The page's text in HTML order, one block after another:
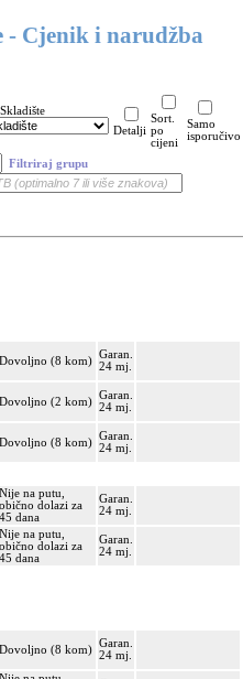
- Cjenik i narudžba
Skladište
Detalji
Sort.
po
cijeni
Samo
isporučivo
Filtriraj grupu
Dovoljno (8 kom)
Garan.
24 mj.
Dovoljno (2 kom)
Garan.
24 mj.
Dovoljno (8 kom)
Garan.
24 mj.
Nije na putu,
obično dolazi za
45 dana
Garan.
24 mj.
Nije na putu,
obično dolazi za
45 dana
Garan.
24 mj.
Dovoljno (8 kom)
Garan.
24 mj.